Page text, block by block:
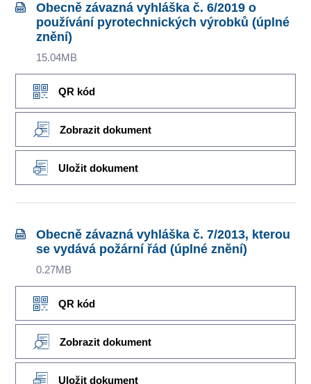
Obecně závazná vyhláška č. 6/2019 o
používání pyrotechnických výrobků (úplné
znění)
15.04MB
QR kód
Zobrazit dokument
Uložit dokument
Obecně závazná vyhláška č. 7/2013, kterou
se vydává požární řád (úplné znění)
0.27MB
QR kód
Zobrazit dokument
Uložit dokument